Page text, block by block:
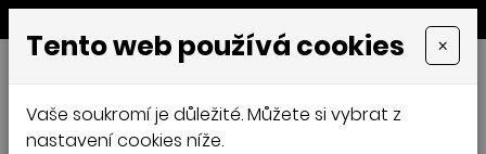
MENU
GALAMODA-XXL
Jana Mládková
Tento web používá cookies ×
Vaše soukromí je důležité. Můžete si vybrat z
nastavení cookies níže.